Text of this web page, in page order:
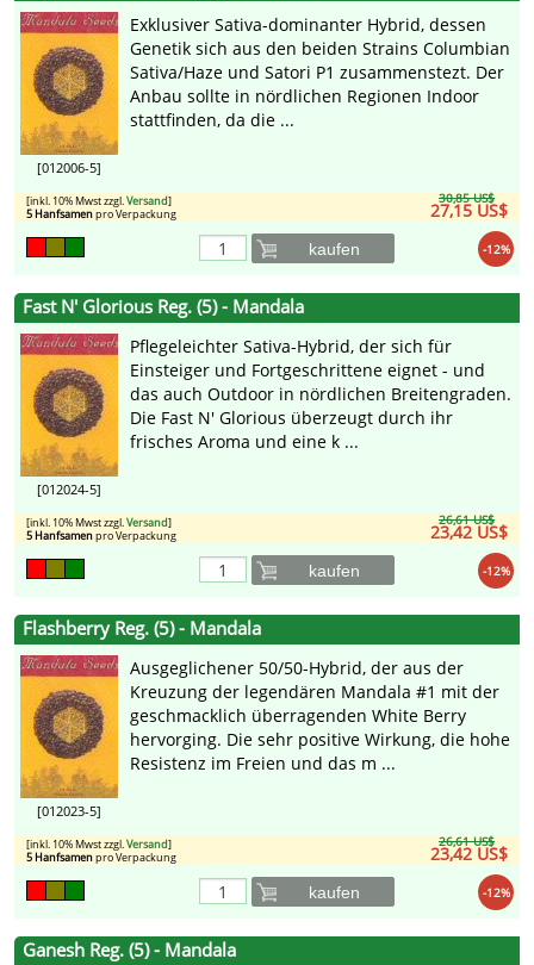
[012006-5]
Exklusiver Sativa-dominanter Hybrid, dessen
Genetik sich aus den beiden Strains Columbian
Sativa/Haze und Satori P1 zusammenstezt. Der
Anbau sollte in nördlichen Regionen Indoor
stattfinden, da die ...
30,85 US$
27,15 US$
[inkl. 10% Mwst zzgl.Versand]
5 Hanfsamenpro Verpackung
-12%
kaufen
Fast N' Glorious Reg. (5) - Mandala
[012024-5]
Pflegeleichter Sativa-Hybrid, der sich für
Einsteiger und Fortgeschrittene eignet - und
das auch Outdoor in nördlichen Breitengraden.
Die Fast N' Glorious überzeugt durch ihr
frisches Aroma und eine k ...
26,61 US$
23,42 US$
[inkl. 10% Mwst zzgl.Versand]
5 Hanfsamenpro Verpackung
-12%
kaufen
Flashberry Reg. (5) - Mandala
[012023-5]
Ausgeglichener 50/50-Hybrid, der aus der
Kreuzung der legendären Mandala #1 mit der
geschmacklich überragenden White Berry
hervorging. Die sehr positive Wirkung, die hohe
Resistenz im Freien und das m ...
26,61 US$
23,42 US$
[inkl. 10% Mwst zzgl.Versand]
5 Hanfsamenpro Verpackung
-12%
kaufen
Ganesh Reg. (5) - Mandala